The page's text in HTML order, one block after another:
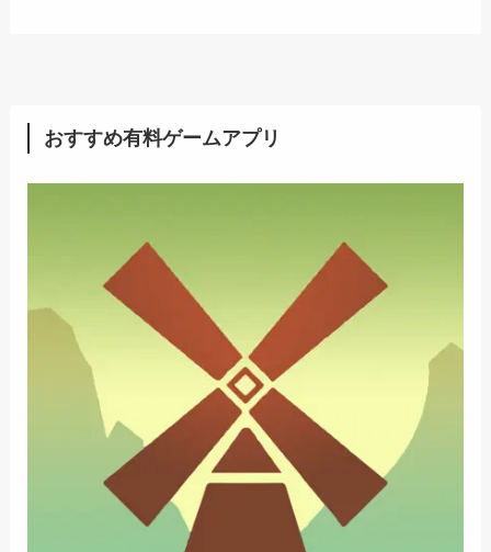
おすすめ有料ゲームアプリ